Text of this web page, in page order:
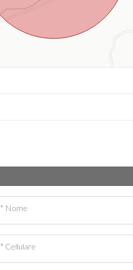
* Nome
* Cellulare